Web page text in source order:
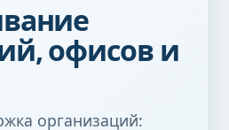
офисов и
организаций: